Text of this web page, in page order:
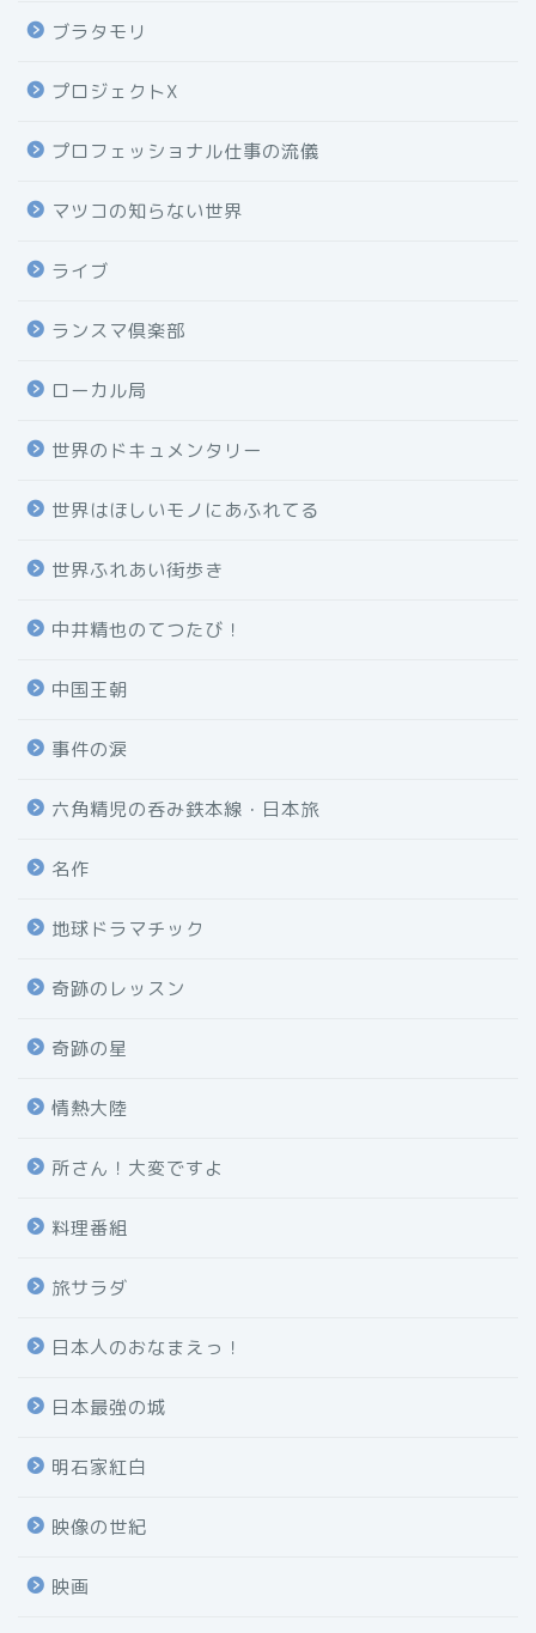
ブラタモリ
プロジェクトX
プロフェッショナル仕事の流儀
マツコの知らない世界
ライブ
ランスマ倶楽部
ローカル局
世界のドキュメンタリー
世界はほしいモノにあふれてる
世界ふれあい街歩き
中井精也のてつたび！
中国王朝
事件の涙
六角精児の呑み鉄本線・日本旅
名作
地球ドラマチック
奇跡のレッスン
奇跡の星
情熱大陸
所さん！大変ですよ
料理番組
旅サラダ
日本人のおなまえっ！
日本最強の城
明石家紅白
映像の世紀
映画